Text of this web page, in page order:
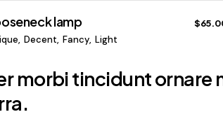
lamp $
Decent Fancy Light
morbi tincidunt ornare